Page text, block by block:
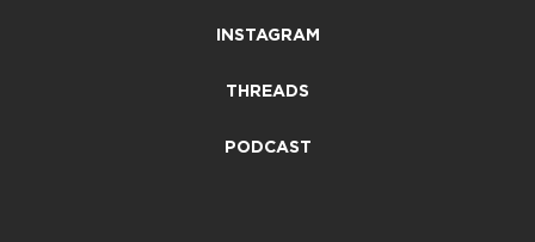
INSTAGRAM
THREADS
PODCAST